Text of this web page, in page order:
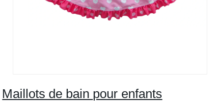
Maillots de bain pour enfants